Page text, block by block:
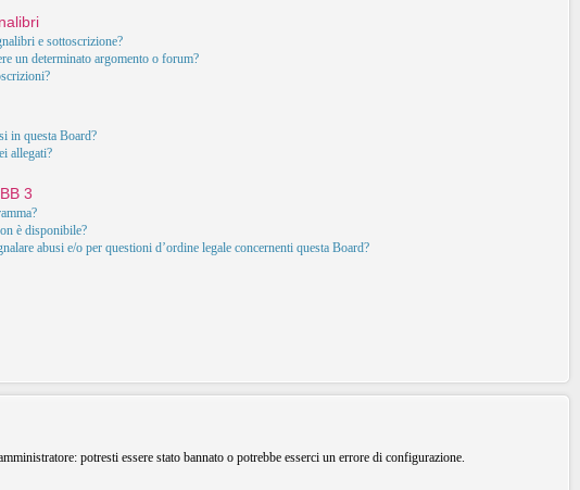
e sottoscrizione?
un determinato argomento o forum?
in questa Board?
allegati?
3
è disponibile?
abusi e/o per questioni d’ordine legale concernenti questa Board?
potresti essere stato bannato o potrebbe esserci un errore di configurazione.